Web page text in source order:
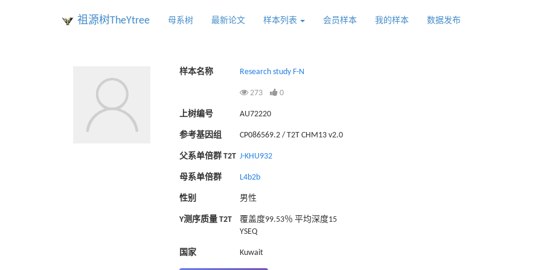
祖源树TheYtree 母系树 最新论文 样本列表 会员样本 我的样本 数据发布
样本名称 Research study F-N
273 0
上树编号 AU72220
参考基因组 CP086569.2 / T2T CHM13 v2.0
父系单倍群 T2T J-KHU932
母系单倍群 L4b2b
性别 男性
Y测序质量 T2T
覆盖度99.53％ 平均深度15
YSEQ
国家 Kuwait